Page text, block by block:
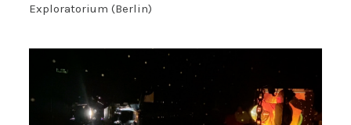
Exploratorium (Berlin)